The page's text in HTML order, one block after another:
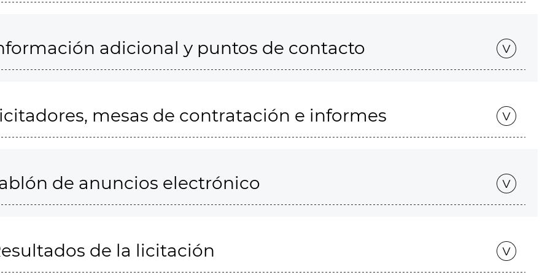
adicional y puntos de contacto
mesas de contratación e informes
de anuncios electrónico
de la licitación